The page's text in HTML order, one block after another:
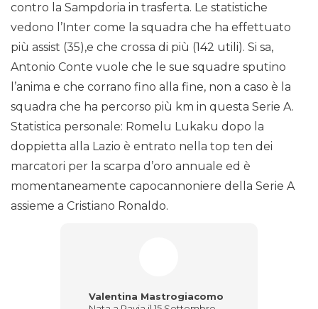
contro la Sampdoria in trasferta. Le statistiche
vedono l’Inter come la squadra che ha effettuato
più assist (35),e che crossa di più (142 utili). Si sa,
Antonio Conte vuole che le sue squadre sputino
l’anima e che corrano fino alla fine, non a caso è la
squadra che ha percorso più km in questa Serie A.
Statistica personale: Romelu Lukaku dopo la
doppietta alla Lazio è entrato nella top ten dei
marcatori per la scarpa d’oro annuale ed è
momentaneamente capocannoniere della Serie A
assieme a Cristiano Ronaldo.
Valentina Mastrogiacomo